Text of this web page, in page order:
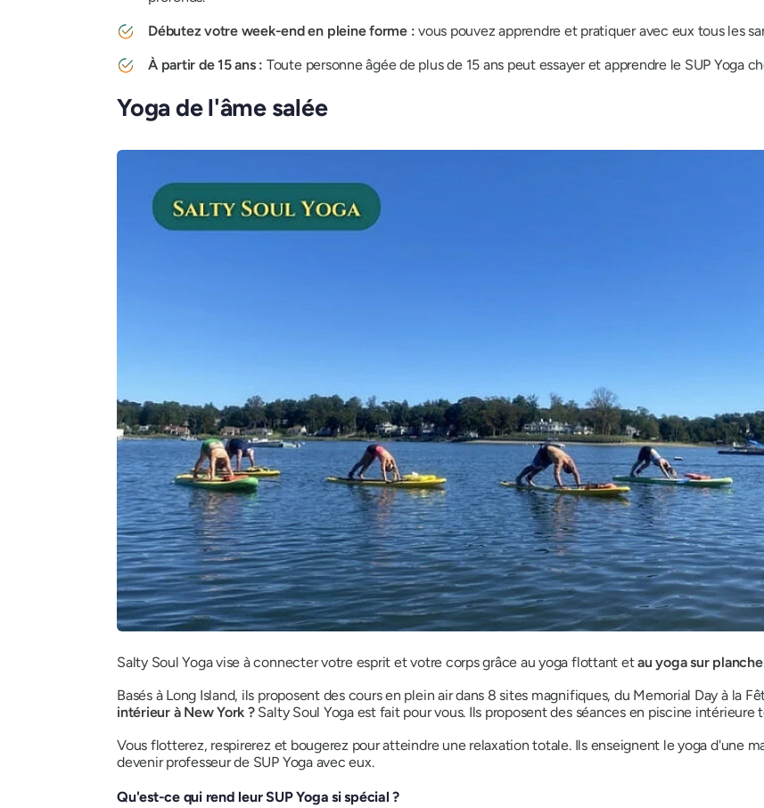
Débutez votre week-end en pleine forme :vous pouvez apprendre et pratiquer avec eux tous les
À partir de 15 ans : Toute personne âgée de plus de 15 ans peut essayer et apprendre le SUP Yoga
Yoga de l'âme salée
Salty Soul Yoga vise à connecter votre esprit et votre corps grâce au yoga flottant etau yoga sur
Basés à Long Island, ils proposent des cours en plein air dans 8 sites magnifiques, du Memorial Day à la
intérieur à New York ? Salty Soul Yoga est fait pour vous. Ils proposent des séances en piscine
Vous flotterez, respirerez et bougerez pour atteindre une relaxation totale. Ils enseignent le yoga d'une
devenir professeur de SUP Yoga avec eux.
Qu'est-ce qui rend leur SUP Yoga si spécial ?